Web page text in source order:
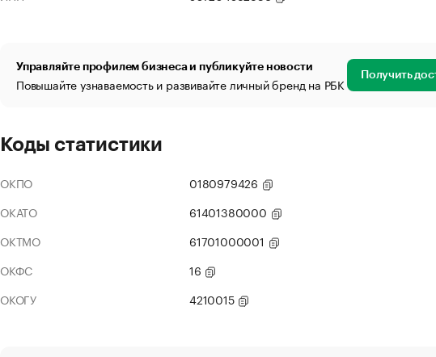
Управляйте профилем бизнеса и публикуйте новости
Повышайте узнаваемость и развивайте личный бренд на РБК Получить
Коды статистики
ОКПО
0180979426
ОКАТО
61401380000
ОКТМО
61701000001
ОКФС
16
ОКОГУ
4210015